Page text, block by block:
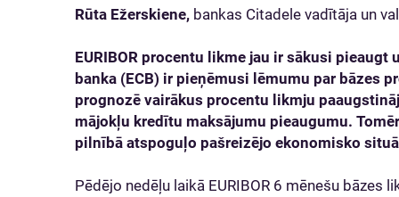
Rūta Ežerskiene, bankas Citadele vadītāja un
EURIBOR procentu likme jau ir sākusi
banka (ECB) ir pieņēmusi lēmumu par bāzes
prognozē vairākus procentu likmju
mājokļu kredītu maksājumu pieaugumu.
pilnībā atspoguļo pašreizējo ekonomisko
Pēdējo nedēļu laikā EURIBOR 6 mēnešu bāzes